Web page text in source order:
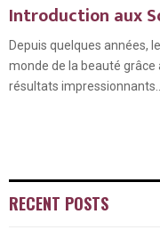
Introduction aux
Depuis quelques années,
monde de la beauté
résultats
RECENT POSTS